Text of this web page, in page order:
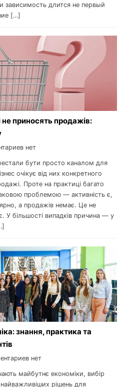
зависимость длится не первый
[…]
приносять продажів:
нет
бути просто каналом для
очікує від них конкретного
Проте на практиці багато
проблемою — активність є,
а продажів немає. Це не
У більшості випадків причина — у
знання, практика та
нет
майбутнє економіки, вибір
найважливіших рішень для